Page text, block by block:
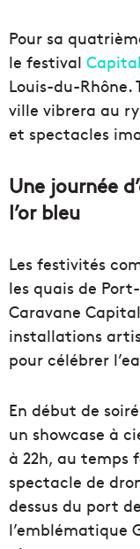
Pour sa
le festival
Louis-du-Rhône.
ville vibrera au
et spectacles
Une journée
l’or bleu
Les festivités
les quais de
Caravane
installations
pour célébrer
En début de
un showcase à
à 22h, au temps
spectacle de
dessus du port
l’emblématique